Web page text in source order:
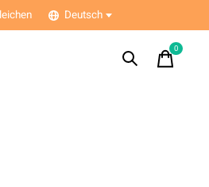
Deutsch
0items